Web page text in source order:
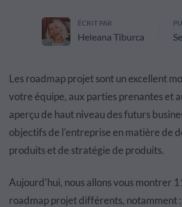
ÉCRIT PAR
Heleana Tiburca
Les roadmap projet sont un excellent
votre équipe, aux parties prenantes et
aperçu de haut niveau des futurs
objectifs de l'entreprise en matière de
produits et de stratégie de produits.
Aujourd'hui, nous allons vous montrer
roadmap projet différents, notamment :